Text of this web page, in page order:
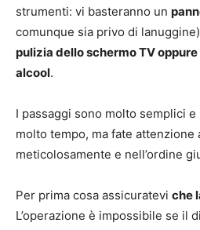
strumenti: vi basteranno un
comunque sia privo di
pulizia dello schermo TV
alcool.
I passaggi sono molto semplici
molto tempo, ma fate attenzione
meticolosamente e nell’ordine
Per prima cosa assicuratevi che
L’operazione è impossibile se il